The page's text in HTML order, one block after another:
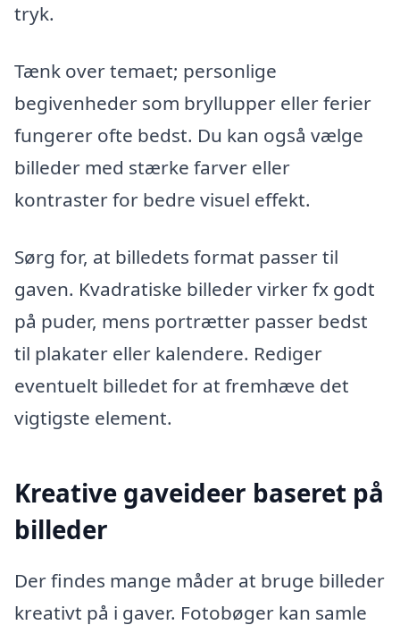
tryk.
Tænk over temaet; personlige
begivenheder som bryllupper eller ferier
fungerer ofte bedst. Du kan også vælge
billeder med stærke farver eller
kontraster for bedre visuel effekt.
Sørg for, at billedets format passer til
gaven. Kvadratiske billeder virker fx godt
på puder, mens portrætter passer bedst
til plakater eller kalendere. Rediger
eventuelt billedet for at fremhæve det
vigtigste element.
Kreative gaveideer baseret på
billeder
Der findes mange måder at bruge billeder
kreativt på i gaver. Fotobøger kan samle